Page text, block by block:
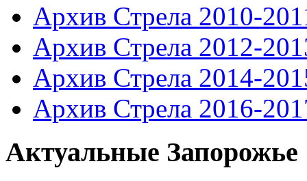
Архив Стрела 2010-
Архив Стрела 2012-
Архив Стрела 2014-
Архив Стрела 2016-
Актуальные Запорожье